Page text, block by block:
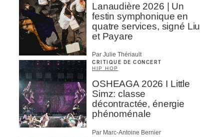
Lanaudière 2026 | Un
festin symphonique en
quatre services, signé Liu
et Payare
Par Julie Thériault
CRITIQUE DE CONCERT
HIP HOP
OSHEAGA 2026 I Little
Simz: classe
décontractée, énergie
phénoménale
Par Marc-Antoine Bernier